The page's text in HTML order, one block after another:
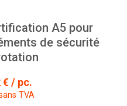
A5 pour
de sécurité
€ / pc.
TVA